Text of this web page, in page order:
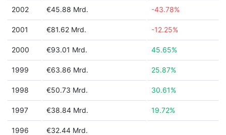
2002 €45.88 Mrd. -43.78%
2001 €81.62 Mrd. -12.25%
2000 €93.01 Mrd. 45.65%
1999 €63.86 Mrd. 25.87%
1998 €50.73 Mrd. 30.61%
1997 €38.84 Mrd. 19.72%
1996 €32.44 Mrd.